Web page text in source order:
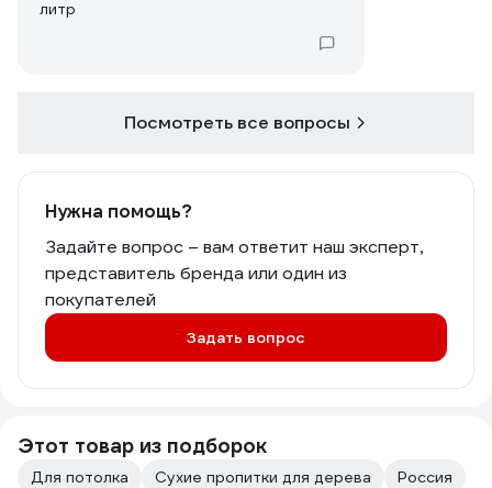
литр
Посмотреть все вопросы
Нужна помощь?
Задайте вопрос – вам ответит наш эксперт,
представитель бренда или один из
покупателей
Задать вопрос
Этот товар из подборок
Для потолка Сухие пропитки для дерева
Россия